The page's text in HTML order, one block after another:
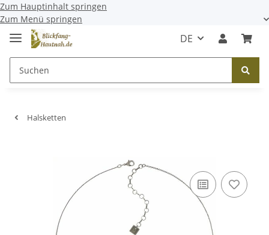
Zum Hauptinhalt springen
Zum Menü springen
DE
Halsketten